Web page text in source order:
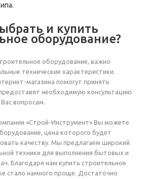
и купить
оборудование?
оборудование, важно
технические характеристики.
магазина помогут принять
необходимую консультацию
вопросам.
«Строй-Инструмент» Вы можете
цена которого будет
качеству. Мы предлагаем широкий
техники для выполнения бытовых и
Благодаря нам купить строительное
стало намного проще. Достаточно